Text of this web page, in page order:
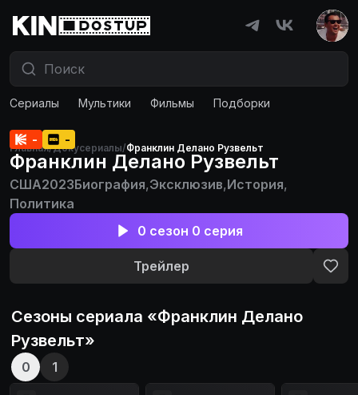
Сериалы Мультики Фильмы Подборки
Главная/Докусериалы/Франклин Делано Рузвельт
- -
Франклин Делано Рузвельт
США2023Биография,Эксклюзив,История,
Политика
0 сезон 0 серия
Трейлер
Сезоны сериала «Франклин Делано
Рузвельт»
0 1